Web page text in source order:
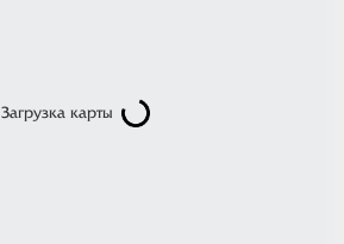
Загрузка карты